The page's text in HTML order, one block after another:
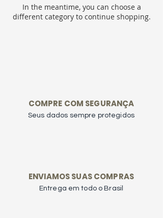
In the meantime, you can choose a
different category to continue shopping.
COMPRE COM SEGURANÇA
Seus dados sempre protegidos
ENVIAMOS SUAS COMPRAS
Entrega em todo o Brasil